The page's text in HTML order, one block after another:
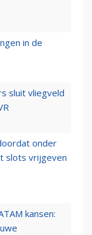
in de
sluit vliegveld
onder
slots vrijgeven
kansen: